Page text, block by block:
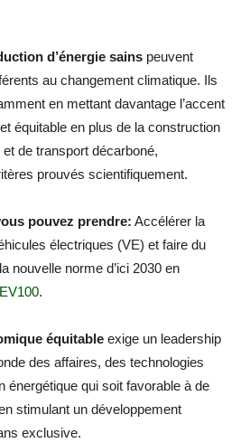
d’énergie sains peuvent
au changement climatique. Ils
en mettant davantage l’accent
équitable en plus de la construction
et de transport décarboné,
prouvés scientifiquement.
pouvez prendre: Accélérer la
électriques (VE) et faire du
nouvelle norme d’ici 2030 en
EV100.
équitable exige un leadership
des affaires, des technologies
énergétique qui soit favorable à de
stimulant un développement
exclusive.